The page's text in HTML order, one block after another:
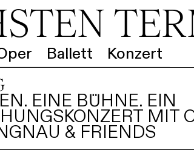
Ballett Konzert
EINE BÜHNE. EIN
MIT
& FRIENDS